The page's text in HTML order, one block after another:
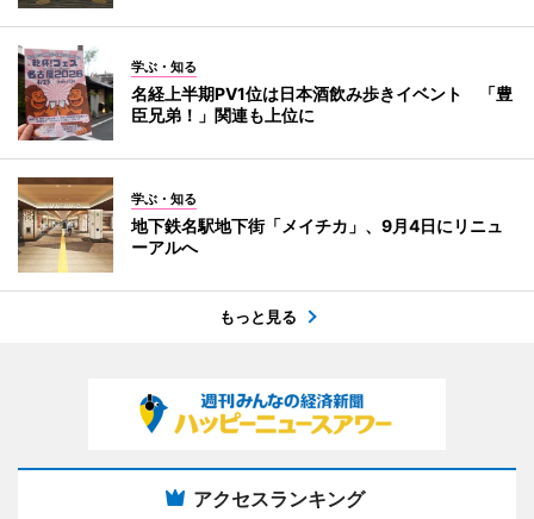
学ぶ・知る
名経上半期PV1位は日本酒飲み歩きイベント 「豊
臣兄弟！」関連も上位に
学ぶ・知る
地下鉄名駅地下街「メイチカ」、9月4日にリニュ
ーアルへ
もっと見る
アクセスランキング